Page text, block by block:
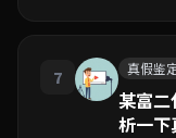
7 真假鉴
某富二
析一下